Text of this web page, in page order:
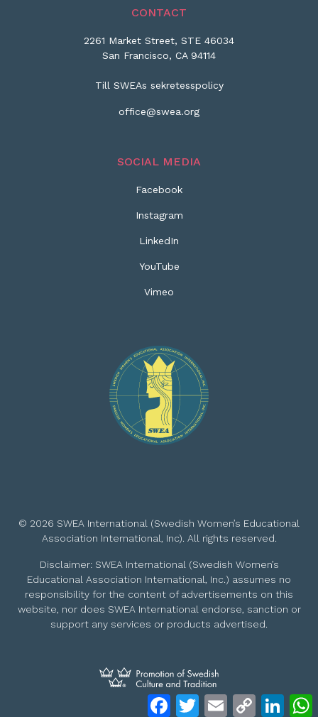
CONTACT
2261 Market Street, STE 46034
San Francisco, CA 94114
Till SWEAs sekretesspolicy
office@swea.org
SOCIAL MEDIA
Facebook
Instagram
LinkedIn
YouTube
Vimeo
© 2026 SWEA International (Swedish Women’s Educational
Association International, Inc). All rights reserved.
Disclaimer: SWEA International (Swedish Women’s
Educational Association International, Inc.) assumes no
responsibility for the content of advertisements on this
website, nor does SWEA International endorse, sanction or
support any services or products advertised.
Facebook
TwitterEmail Copy
Link